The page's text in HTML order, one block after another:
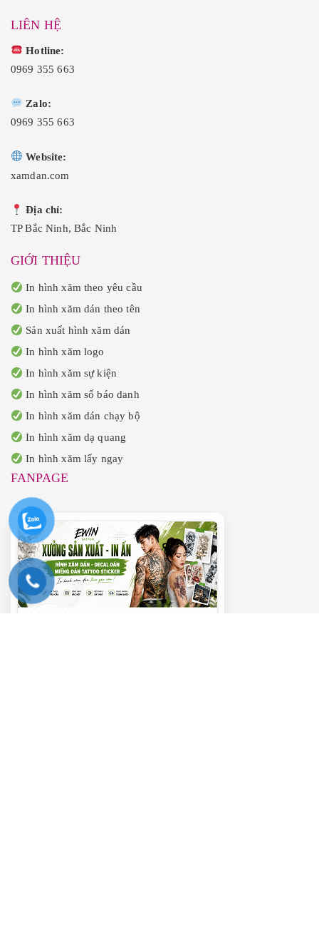
LIÊN HỆ
Hotline:
0969 355 663
Zalo:
0969 355 663
Website:
xamdan.com
Địa chỉ:
TP Bắc Ninh, Bắc Ninh
GIỚI THIỆU
In hình xăm theo yêu cầu
In hình xăm dán theo tên
Sản xuất hình xăm dán
In hình xăm logo
In hình xăm sự kiện
In hình xăm số báo danh
In hình xăm dán chạy bộ
In hình xăm dạ quang
In hình xăm lấy ngay
FANPAGE